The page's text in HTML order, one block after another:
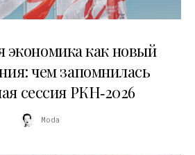
экономика как новый
чем запомнилась
сессия РКН‑2026
Moda